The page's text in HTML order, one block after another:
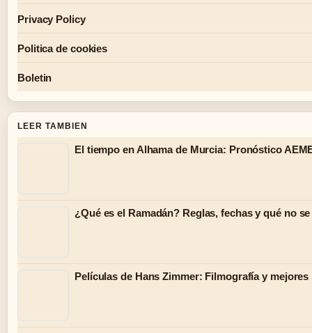
Privacy Policy
Politica de cookies
Boletin
LEER TAMBIEN
El tiempo en Alhama de Murcia: Pronóstico
¿Qué es el Ramadán? Reglas, fechas y qué no
Películas de Hans Zimmer: Filmografía y